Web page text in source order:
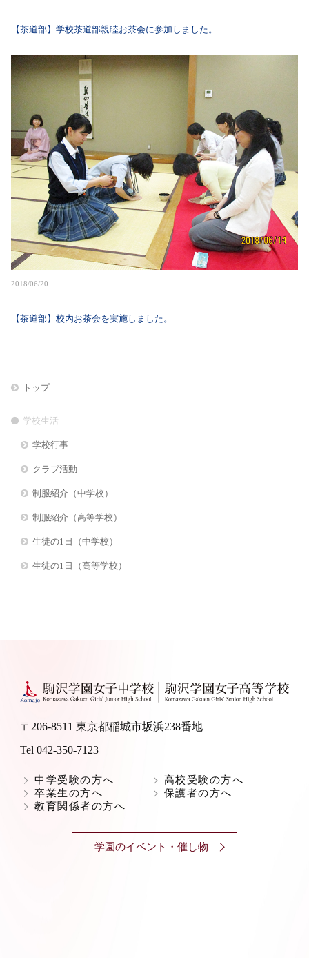
【茶道部】学校茶道部親睦お茶会に参加しました。
2018/06/20
【茶道部】校内お茶会を実施しました。
トップ
学校生活
学校行事
クラブ活動
制服紹介（中学校）
制服紹介（高等学校）
生徒の1日（中学校）
生徒の1日（高等学校）
〒206-8511 東京都稲城市坂浜238番地
Tel 042-350-7123
中学受験の方へ
高校受験の方へ
卒業生の方へ
保護者の方へ
教育関係者の方へ
学園のイベント・催し物